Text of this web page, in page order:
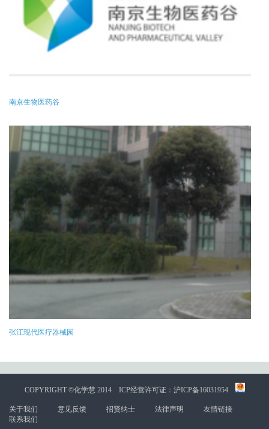
南京生物医药谷
张江现代医疗器械园
COPYRIGHT ©化学慧 2014 ICP经营许可证：沪ICP备16031954
关于我们 意见反馈 招贤纳士 法律声明
友情链接
联系我们